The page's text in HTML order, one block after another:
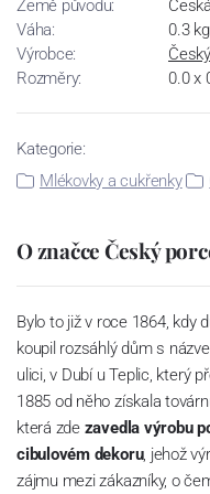
Země původu:
Váha:
0.3 kg
Výrobce:
Rozměry:
0.0 x
Kategorie:
Mlékovky a cukřenky
O značce Český
Bylo to již v roce 1864, kdy
koupil rozsáhlý dům s
ulici, v Dubí u Teplic, který
1885 od něho získala
která zdezavedla výrobu
cibulovém dekoru, jehož
zájmu mezi zákazníky, o